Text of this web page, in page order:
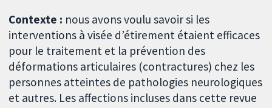
Contexte : nous avons voulu savoir si les
interventions à visée d’étirement étaient efficaces
pour le traitement et la prévention des
déformations articulaires (contractures) chez les
personnes atteintes de pathologies neurologiques
et autres. Les affections incluses dans cette revue